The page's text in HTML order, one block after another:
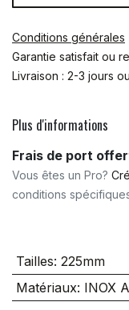
Conditions générales
Garantie satisfait ou
Livraison : 2-3 jours
Plus d'informations
Frais de port
Vous êtes un Pro?
conditions
Tailles: 225mm
Matériaux: INOX